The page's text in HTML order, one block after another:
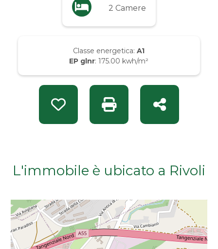
2 Camere
Classe energetica:A1
EP glnr: 175.00 kwh/m²
Preferiti: Rif. CG 913060Stampa: Rif. CG 913060
Condividi
L'immobile è ubicato a Rivoli
Da € 20.000 a € 50.000
Da € 50.000 a € 100.000
Da € 100.000 a € 200.000
Da € 200.000 a € 400.000
Da € 1.000.000 a € 2.000.000
Da € 2.000.000 a € 5.000.000